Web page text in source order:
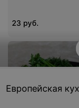
23 руб.
Европейская